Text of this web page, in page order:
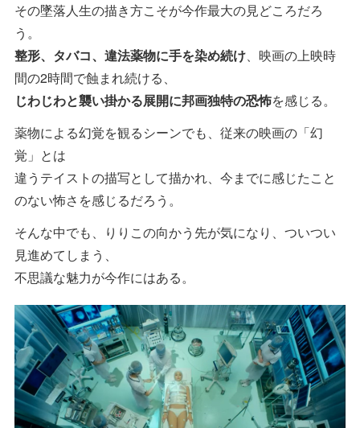
その墜落人生の描き方こそが今作最大の見どころだろ
う。
整形、タバコ、違法薬物に手を染め続け、映画の上映時
間の2時間で蝕まれ続ける、
じわじわと襲い掛かる展開に邦画独特の恐怖を感じる。
薬物による幻覚を観るシーンでも、従来の映画の「幻
覚」とは
違うテイストの描写として描かれ、今までに感じたこと
のない怖さを感じるだろう。
そんな中でも、りりこの向かう先が気になり、ついつい
見進めてしまう、
不思議な魅力が今作にはある。